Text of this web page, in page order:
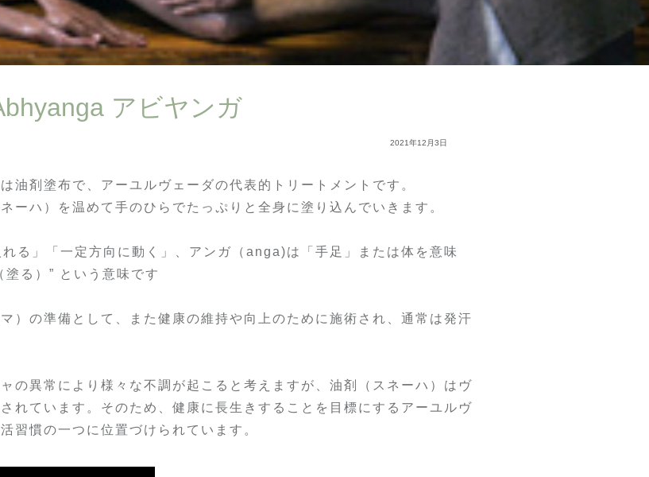
アビヤンガ
2021年12月3日
油剤塗布で、アーユルヴェーダの代表的トリートメントです。
ーハ）を温めて手のひらでたっぷりと全身に塗り込んでいきます。
る」「一定方向に動く」、アンガ（anga)は「手足」または体を意味
塗る）” という意味です
）の準備として、また健康の維持や向上のために施術され、通常は発汗
の異常により様々な不調が起こると考えますが、油剤（スネーハ）はヴ
れています。そのため、健康に長生きすることを目標にするアーユルヴ
習慣の一つに位置づけられています。